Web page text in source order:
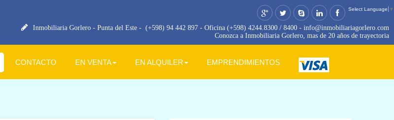
Select Language ▼
Inmobiliaria Gorlero - Punta del Este - (+598) 94 442 897 - Oficina (+598) 4244.8300 / 8400 - info@inmobiliariagorlero.com
Conozca a Inmobiliaria Gorlero, mas de 20 años de trayectoria
CONTACTO EN VENTA EN ALQUILER EMPRENDIMIENTOS